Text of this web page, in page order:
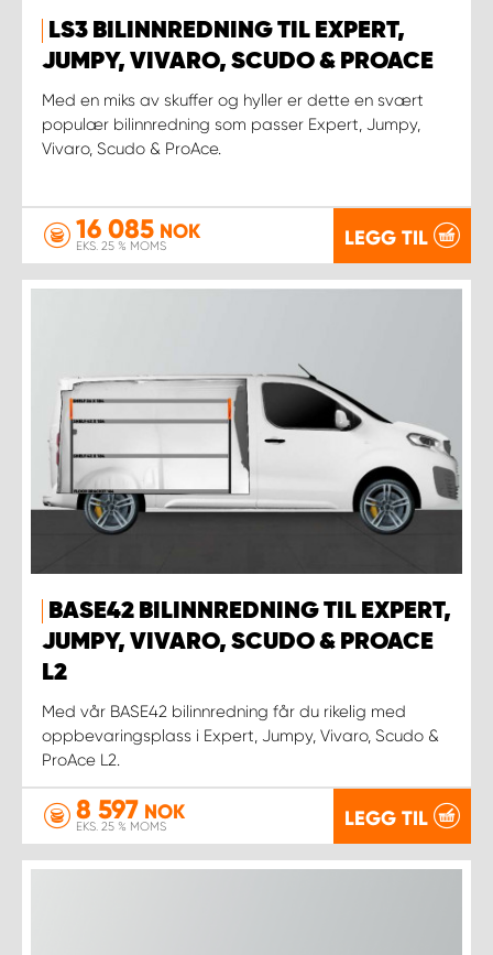
LS3 BILINNREDNING TIL EXPERT,
JUMPY, VIVARO, SCUDO & PROACE
Med en miks av skuffer og hyller er dette en svært
populær bilinnredning som passer Expert, Jumpy,
Vivaro, Scudo & ProAce.
16 085 NOK
EKS. 25 % MOMS LEGG TIL
BASE42 BILINNREDNING TIL EXPERT,
JUMPY, VIVARO, SCUDO & PROACE
L2
Med vår BASE42 bilinnredning får du rikelig med
oppbevaringsplass i Expert, Jumpy, Vivaro, Scudo &
ProAce L2.
8 597 NOK
EKS. 25 % MOMS LEGG TIL